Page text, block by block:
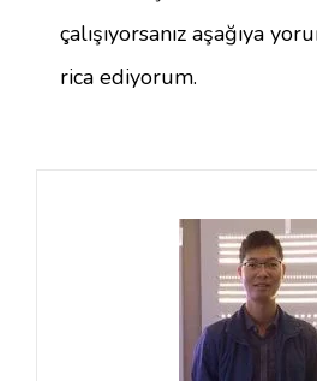
çalışıyorsanız aşağıya
rica ediyorum.